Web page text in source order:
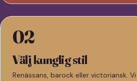
02
Välj kunglig stil
Renässans, barock eller victoriansk.